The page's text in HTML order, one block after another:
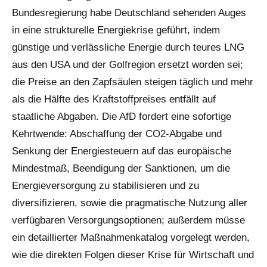
Bundesregierung habe Deutschland sehenden Auges
in eine strukturelle Energiekrise geführt, indem
günstige und verlässliche Energie durch teures LNG
aus den USA und der Golfregion ersetzt worden sei;
die Preise an den Zapfsäulen steigen täglich und mehr
als die Hälfte des Kraftstoffpreises entfällt auf
staatliche Abgaben. Die AfD fordert eine sofortige
Kehrtwende: Abschaffung der CO2-Abgabe und
Senkung der Energiesteuern auf das europäische
Mindestmaß, Beendigung der Sanktionen, um die
Energieversorgung zu stabilisieren und zu
diversifizieren, sowie die pragmatische Nutzung aller
verfügbaren Versorgungsoptionen; außerdem müsse
ein detaillierter Maßnahmenkatalog vorgelegt werden,
wie die direkten Folgen dieser Krise für Wirtschaft und